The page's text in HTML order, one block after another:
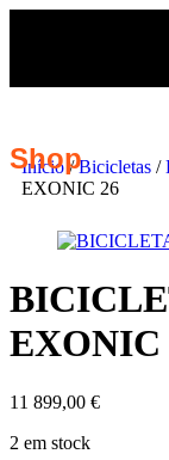
Shop
Início /Bicicletas /
EXONIC 26
EXONIC
11 899,00 €
2 em stock